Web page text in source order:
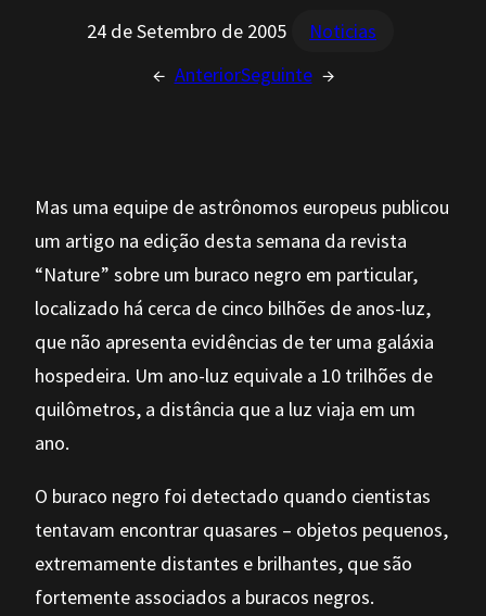
24 de Setembro de 2005
Noticias
← AnteriorSeguinte →
Mas uma equipe de astrônomos europeus publicou
um artigo na edição desta semana da revista
“Nature” sobre um buraco negro em particular,
localizado há cerca de cinco bilhões de anos-luz,
que não apresenta evidências de ter uma galáxia
hospedeira. Um ano-luz equivale a 10 trilhões de
quilômetros, a distância que a luz viaja em um
ano.
O buraco negro foi detectado quando cientistas
tentavam encontrar quasares – objetos pequenos,
extremamente distantes e brilhantes, que são
fortemente associados a buracos negros.